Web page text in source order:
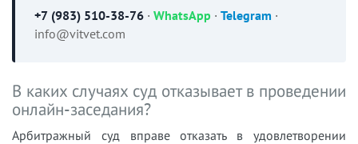
+7 (983) 510-38-76 · WhatsApp · Telegram ·
info@vitvet.com
В каких случаях суд отказывает в проведении
онлайн-заседания?
Арбитражный суд вправе отказать в удовлетворении